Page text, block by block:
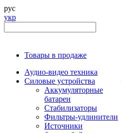
рус
укр
Товары в продаже
Аудио-видео техника
Силовые устройства
Аккумуляторные
батареи
Стабилизаторы
Фильтры-удлинители
Источники